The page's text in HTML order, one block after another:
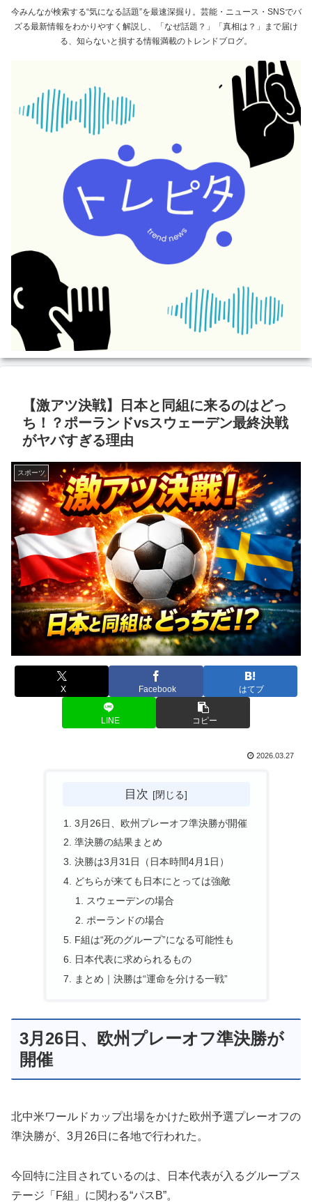
今みんなが検索する“気になる話題”を最速深掘り。芸能・ニュース・SNSでバ
ズる最新情報をわかりやすく解説し、「なぜ話題？」「真相は？」まで届け
る、知らないと損する情報満載のトレンドブログ。
【激アツ決戦】日本と同組に来るのはどっ
ち！？ポーランドvsスウェーデン最終決戦
がヤバすぎる理由
スポーツ
X Facebook はてブ
LINE コピー
2026.03.27
目次
3月26日、欧州プレーオフ準決勝が開催
準決勝の結果まとめ
決勝は3月31日（日本時間4月1日）
どちらが来ても日本にとっては強敵
スウェーデンの場合
ポーランドの場合
F組は“死のグループ”になる可能性も
日本代表に求められるもの
まとめ｜決勝は“運命を分ける一戦”
3月26日、欧州プレーオフ準決勝が
開催
北中米ワールドカップ出場をかけた欧州予選プレーオフの
準決勝が、3月26日に各地で行われた。
今回特に注目されているのは、日本代表が入るグループス
テージ「F組」に関わる“パスB”。